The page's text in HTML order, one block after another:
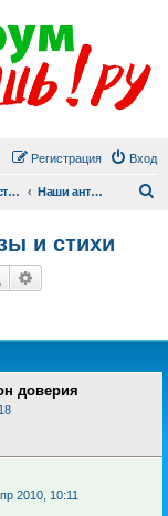
Вход
Регистрация
Творчество Наши антисуицидные рассказы и стихи
и стихи
Поиск
доверия
2010, 10:11